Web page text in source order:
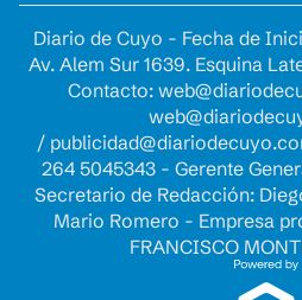
Diario de Cuyo - Fecha de
Av. Alem Sur 1639. Esquina
Contacto:
/
264 5045343 - Gerente
Secretario de Redacción:
Mario Romero - Empresa
FRANCISCO